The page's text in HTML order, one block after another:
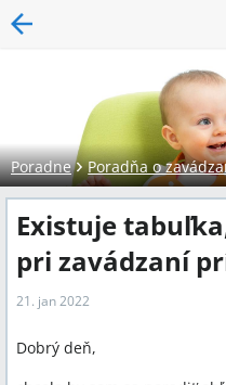
Poradne Poradňa o
Existuje
pri zavádzaní
21. jan 2022
Dobrý deň,